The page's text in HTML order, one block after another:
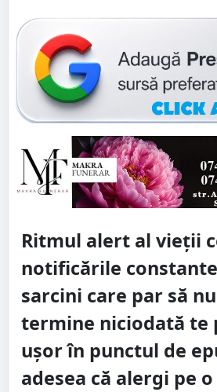
Ritmul alert al vieții
notificările
sarcini care par să
termine niciodată te
ușor în punctul de
adesea că alergi pe